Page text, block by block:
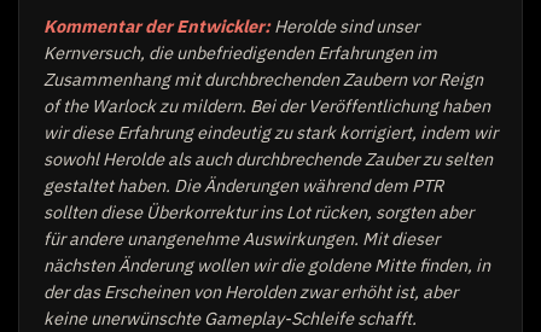
Kommentar der Entwickler:Herolde sind unser
Kernversuch, die unbefriedigenden Erfahrungen im
Zusammenhang mit durchbrechenden Zaubern vor Reign
of the Warlock zu mildern. Bei der Veröffentlichung haben
wir diese Erfahrung eindeutig zu stark korrigiert, indem wir
sowohl Herolde als auch durchbrechende Zauber zu selten
gestaltet haben. Die Änderungen während dem PTR
sollten diese Überkorrektur ins Lot rücken, sorgten aber
für andere unangenehme Auswirkungen. Mit dieser
nächsten Änderung wollen wir die goldene Mitte finden, in
der das Erscheinen von Herolden zwar erhöht ist, aber
keine unerwünschte Gameplay-Schleife schafft.